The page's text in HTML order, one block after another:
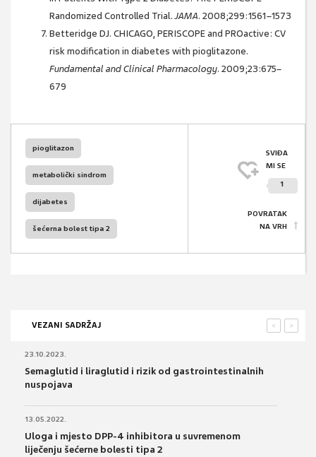
Randomized Controlled Trial.JAMA. 2008;299:1561–1573
Betteridge DJ. CHICAGO, PERISCOPE and PROactive: CV
risk modification in diabetes with pioglitazone.
Fundamental and Clinical Pharmacology. 2009;23:675–
679
pioglitazon
metabolički sindrom
dijabetes
šećerna bolest tipa 2
SVIĐA
MI SE
1
POVRATAK
NA VRH
VEZANI SADRŽAJ >
<
23.10.2023.
Semaglutid i liraglutid i rizik od gastrointestinalnih
nuspojava
13.05.2022.
Uloga i mjesto DPP-4 inhibitora u suvremenom
liječenju šećerne bolesti tipa 2